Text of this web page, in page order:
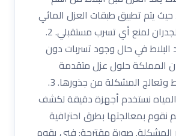
يتم تطبيق طبقات العزل المائي
على الأرضيات والجدران لمنع أي تسرب مستقبلي. 2.
في حال وجود تسربات دون
المملكة حلول عزل متقدمة
تحافظ على البلاط وتعالج المشكلة من جذورها. 3.
نستخدم أجهزة دقيقة لكشف
نقوم بمعالجتها بطرق احترافية
المشكلة. صورة مقترحة: فني يقوم